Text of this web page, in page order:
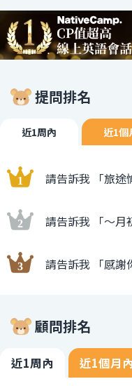
提問排名
近1周內 近1個
請告訴我 「旅途
請告訴我 「〜月
請告訴我 「感謝
顧問排名
近1周內 近1個月內